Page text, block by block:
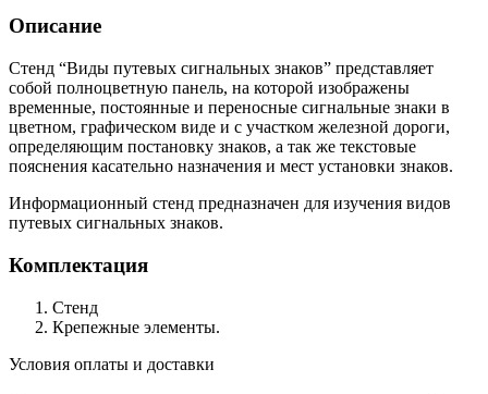
Описание
Стенд “Виды путевых сигнальных знаков” представляет
собой полноцветную панель, на которой изображены
временные, постоянные и переносные сигнальные знаки в
цветном, графическом виде и с участком железной дороги,
определяющим постановку знаков, а так же текстовые
пояснения касательно назначения и мест установки знаков.
Информационный стенд предназначен для изучения видов
путевых сигнальных знаков.
Комплектация
Стенд
Крепежные элементы.
Условия оплаты и доставки